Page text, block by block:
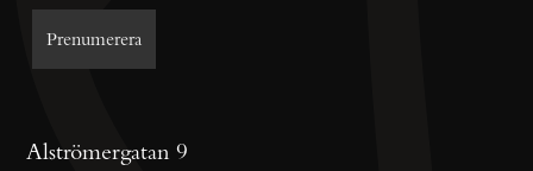
Alströmergatan 9